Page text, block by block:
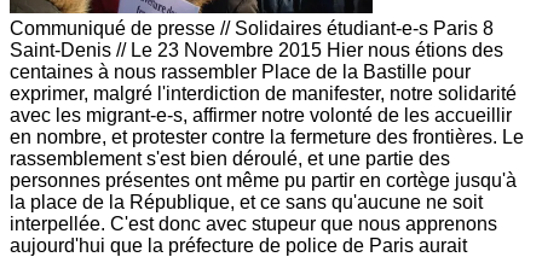
Communiqué de presse // Solidaires étudiant-e-s Paris 8
Saint-Denis // Le 23 Novembre 2015 Hier nous étions des
centaines à nous rassembler Place de la Bastille pour
exprimer, malgré l'interdiction de manifester, notre solidarité
avec les migrant-e-s, affirmer notre volonté de les accueillir
en nombre, et protester contre la fermeture des frontières. Le
rassemblement s'est bien déroulé, et une partie des
personnes présentes ont même pu partir en cortège jusqu'à
la place de la République, et ce sans qu'aucune ne soit
interpellée. C'est donc avec stupeur que nous apprenons
aujourd'hui que la préfecture de police de Paris aurait